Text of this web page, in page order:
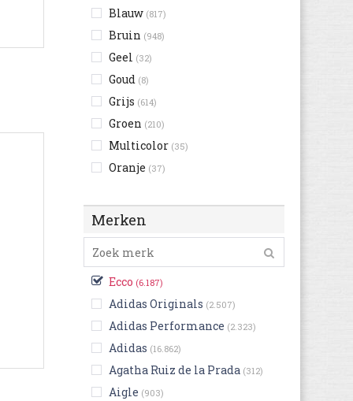
Blauw (817)
Bruin (948)
Geel (32)
Goud (8)
Grijs (614)
Groen (210)
Multicolor (35)
Oranje (37)
Rood
Roze(114)
Wit(396)
Zilver (5)
Zwart(2.202)
Merken
Ecco (6.187)
Adidas Originals (2.507)
Adidas Performance (2.323)
Adidas (16.862)
Agatha Ruiz de la Prada (312)
Aigle (903)